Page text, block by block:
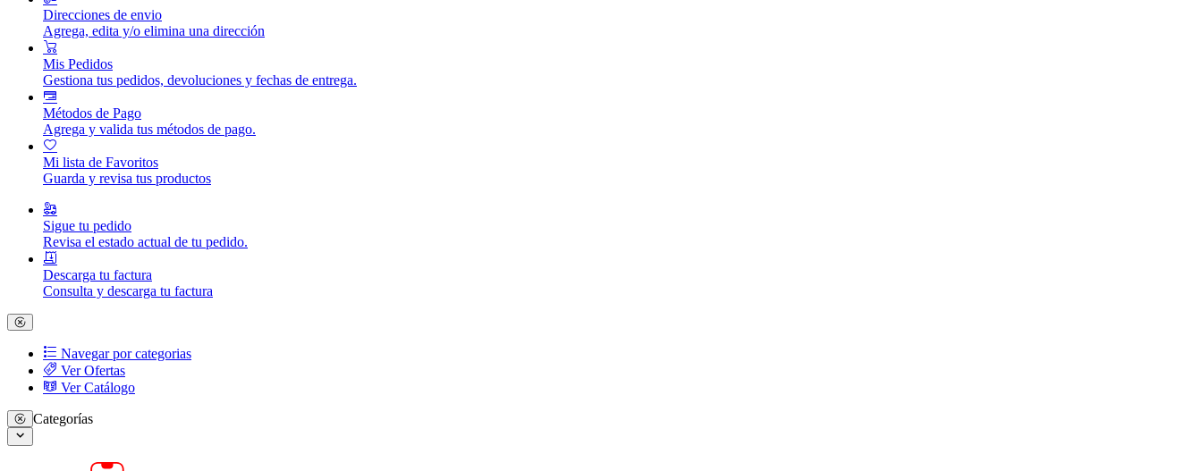
Direcciones de envio
Agrega, edita y/o elimina una dirección
Mis Pedidos
Gestiona tus pedidos, devoluciones y fechas de entrega.
Métodos de Pago
Agrega y valida tus métodos de pago.
Mi lista de Favoritos
Guarda y revisa tus productos
Sigue tu pedido
Revisa el estado actual de tu pedido.
Descarga tu factura
Consulta y descarga tu factura
Navegar por categorias
Ver Ofertas
Ver Catálogo
Categorías